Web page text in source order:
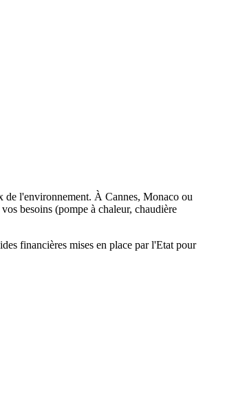
de l'environnement. À Cannes, Monaco ou
besoins (pompe à chaleur, chaudière
financières mises en place par l'Etat pour